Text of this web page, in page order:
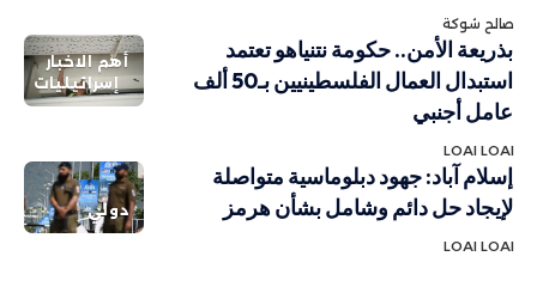
صالح شوكة
أهم الاخبار
إسرائيليات
بذريعة الأمن.. حكومة نتنياهو تعتمد
استبدال العمال الفلسطينيين بـ50 ألف
عامل أجنبي
LOAI LOAI
دولي
إسلام آباد: جهود دبلوماسية متواصلة
لإيجاد حل دائم وشامل بشأن هرمز
LOAI LOAI